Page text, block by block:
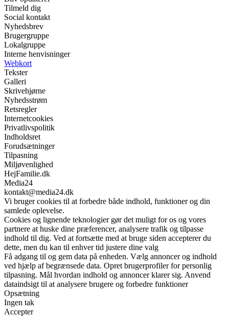
Tilmeld dig
Social kontakt
Nyhedsbrev
Brugergruppe
Lokalgruppe
Interne henvisninger
Webkort
Tekster
Galleri
Skrivehjørne
Nyhedsstrøm
Retsregler
Internetcookies
Privatlivspolitik
Indholdsret
Forudsætninger
Tilpasning
Miljøvenlighed
HejFamilie.dk
Media24
kontakt@media24.dk
Vi bruger cookies til at forbedre både indhold, funktioner og din
samlede oplevelse.
Cookies og lignende teknologier gør det muligt for os og vores
partnere at huske dine præferencer, analysere trafik og tilpasse
indhold til dig. Ved at fortsætte med at bruge siden accepterer du
dette, men du kan til enhver tid justere dine valg
Få adgang til og gem data på enheden. Vælg annoncer og indhold
ved hjælp af begrænsede data. Opret brugerprofiler for personlig
tilpasning. Mål hvordan indhold og annoncer klarer sig. Anvend
dataindsigt til at analysere brugere og forbedre funktioner
Opsætning
Ingen tak
Accepter